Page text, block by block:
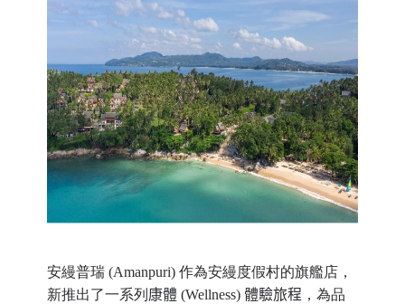
安縵普瑞 (Amanpuri) 作為安縵度假村的旗艦店，
新推出了一系列 康體 (Wellness) 體驗旅程 ，為品